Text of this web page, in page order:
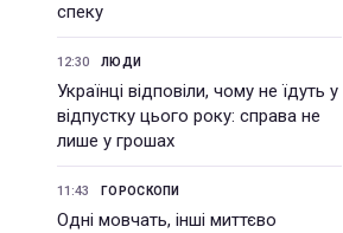
спеку
12:30 ЛЮДИ
Українці відповіли, чому не їдуть у
відпустку цього року: справа не
лише у грошах
11:43 ГОРОСКОПИ
Одні мовчать, інші миттєво